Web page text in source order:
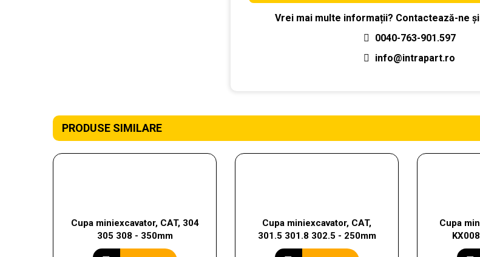
Vrei mai multe informații? Contactează-ne
0040-763-901.597
info@intrapart.ro
PRODUSE SIMILARE
Cupa miniexcavator, CAT, 304
305 308 - 350mm
Cupa miniexcavator, CAT,
301.5 301.8 302.5 - 250mm
Cupa